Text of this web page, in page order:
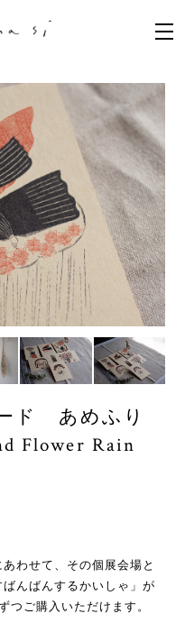
ド あめふり
Flower Rain
わせて、その個展会場と
んばんするかいしゃ」が
つご購入いただけます。